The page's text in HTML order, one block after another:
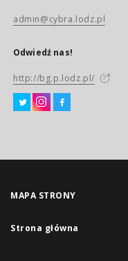
admin@cybra.lodz.pl
Odwiedź nas!
http://bg.p.lodz.pl/
MAPA STRONY
Strona główna